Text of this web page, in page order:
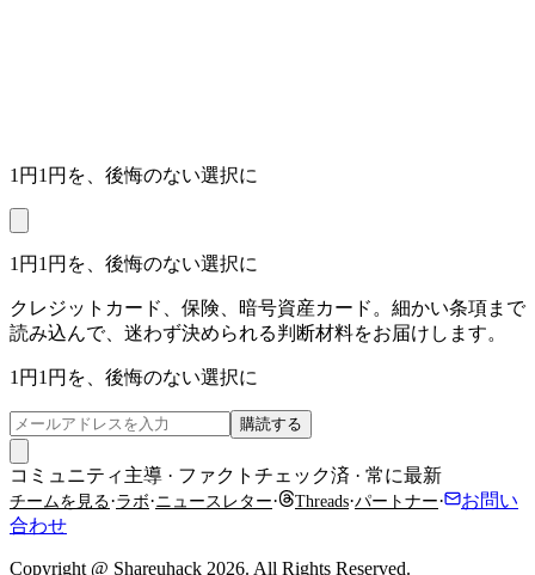
1円1円を、後悔のない選択に
1円1円を、後悔のない選択に
クレジットカード、保険、暗号資産カード。細かい条項まで
読み込んで、迷わず決められる判断材料をお届けします。
1円1円を、後悔のない選択に
購読する
コミュニティ主導 · ファクトチェック済 · 常に最新
チームを見る·ラボ·ニュースレター· Threads·パートナー·
お問い
合わせ
Copyright @ Shareuhack 2026. All Rights Reserved.